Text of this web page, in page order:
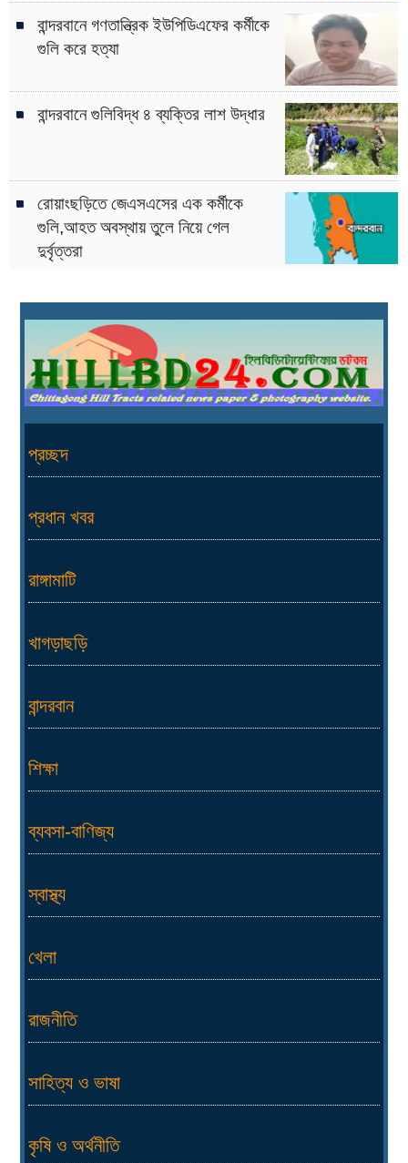
বান্দরবানে গণতান্ত্রিক ইউপিডিএফের কর্মীকে
গুলি করে হত্যা
বান্দরবানে গুলিবিদ্ধ ৪ ব্যক্তির লাশ উদ্ধার
রোয়াংছড়িতে জেএসএসের এক কর্মীকে
গুলি,আহত অবস্থায় তুলে নিয়ে গেল
দুর্বৃত্তরা
প্রচ্ছদ
প্রধান খবর
রাঙ্গামাটি
খাগড়াছড়ি
বান্দরবান
শিক্ষা
ব্যবসা-বাণিজ্য
স্বাস্থ্য
খেলা
রাজনীতি
সাহিত্য ও ভাষা
কৃষি ও অর্থনীতি